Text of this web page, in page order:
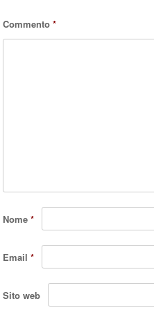
Commento*
Nome*
Email*
Sito web